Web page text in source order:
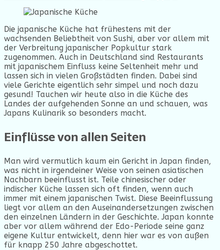
Die japanische Küche hat frühestens mit der
wachsenden Beliebtheit von Sushi, aber vor allem mit
der Verbreitung japanischer Popkultur stark
zugenommen. Auch in Deutschland sind Restaurants
mit japanischem Einfluss keine Seltenheit mehr und
lassen sich in vielen Großstädten finden. Dabei sind
viele Gerichte eigentlich sehr simpel und noch dazu
gesund! Tauchen wir heute also in die Küche des
Landes der aufgehenden Sonne an und schauen, was
Japans Kulinarik so besonders macht.
Einflüsse von allen Seiten
Man wird vermutlich kaum ein Gericht in Japan finden,
was nicht in irgendeiner Weise von seinen asiatischen
Nachbarn beeinflusst ist. Teile chinesischer oder
indischer Küche lassen sich oft finden, wenn auch
immer mit einem japanischen Twist. Diese Beeinflussung
liegt vor allem an den Auseinandersetzungen zwischen
den einzelnen Ländern in der Geschichte. Japan konnte
aber vor allem während der Edo-Periode seine ganz
eigene Kultur entwickelt, denn hier war es von außen
für knapp 250 Jahre abgeschottet.